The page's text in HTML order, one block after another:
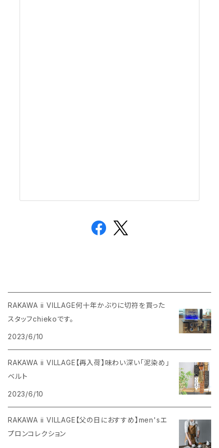
RAKAWA ii VILLAGE何十年かぶりに切符を買った
スタッフchiekoです。
2023/6/10
RAKAWA ii VILLAGE【再入荷】味わい深い「泥染め」
ベルト
2023/6/10
RAKAWA ii VILLAGE【父の日におすすめ】men'sエ
プロンコレクション